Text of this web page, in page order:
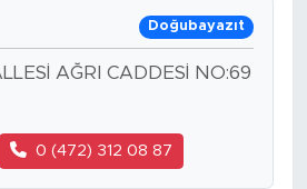
Doğubayazıt
AĞRI CADDESİ NO:69
0 (472) 312 08 87